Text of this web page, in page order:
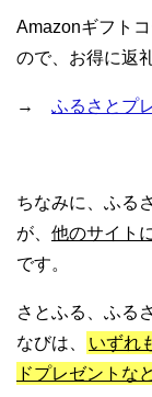
Amazonギフト
ので、お得に返
→ ふるさとプ
ちなみに、ふる
が、 他のサイト
です。
さとふる、ふる
なびは、
いずれ
ドプレゼントな